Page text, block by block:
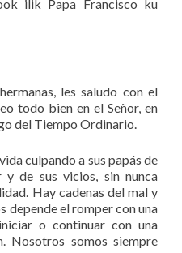
ilik Papa Francisco ku
les saludo con el
todo bien en el Señor, en
del Tiempo Ordinario.
culpando a sus papás de
y de sus vicios, sin nunca
Hay cadenas del mal y
depende el romper con una
o continuar con una
Nosotros somos siempre